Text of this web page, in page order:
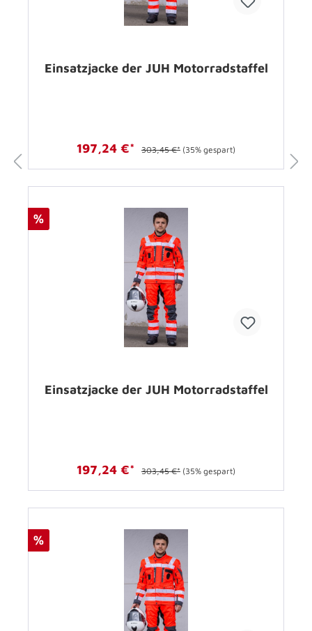
Einsatzjacke der JUH Motorradstaffel
197,24 €* 303,45 €* (35% gespart)
%
Einsatzjacke der JUH Motorradstaffel
197,24 €* 303,45 €* (35% gespart)
%